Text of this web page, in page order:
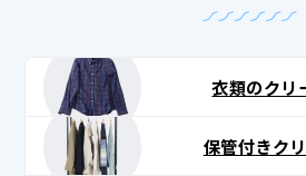
衣類のクリ
保管付きク